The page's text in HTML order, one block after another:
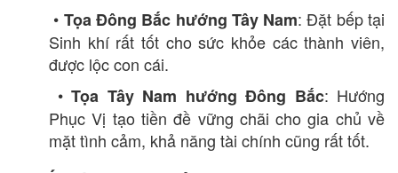
• Tọa Đông Bắc hướng Tây Nam: Đặt bếp tại
Sinh khí rất tốt cho sức khỏe các thành viên,
được lộc con cái.
•Tọa Tây Nam hướng Đông Bắc: Hướng
Phục Vị tạo tiền đề vững chãi cho gia chủ về
mặt tình cảm, khả năng tài chính cũng rất tốt.